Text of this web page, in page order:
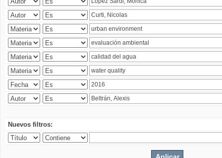
Nuevos filtros: